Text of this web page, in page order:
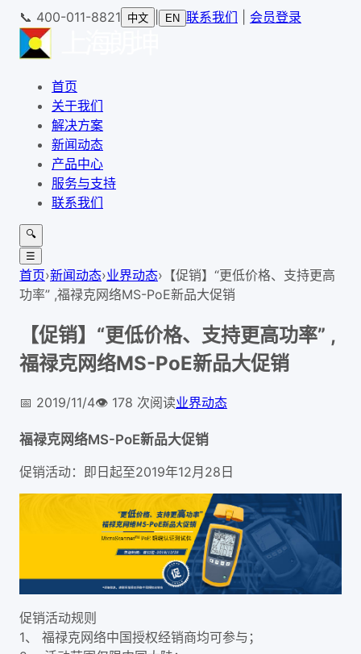
📞 400-011-8821 中文 EN 联系我们 会员登录
首页
关于我们
解决方案
新闻动态
产品中心
服务与支持
联系我们
🔍
☰
首页›新闻动态›业界动态› 【促销】“更低价格、支持更高
功率” ,福禄克网络MS-PoE新品大促销
【促销】“更低价格、支持更高功率” ,
福禄克网络MS-PoE新品大促销
📅 2019/11/4👁️ 178 次阅读业界动态
福禄克网络MS-PoE新品大促销
促销活动：即日起至2019年12月28日
促销活动规则
1、 福禄克网络中国授权经销商均可参与；